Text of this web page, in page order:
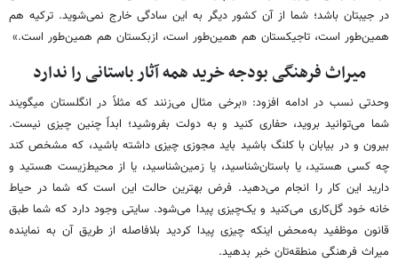
در جیبتان باشد؛ شما از آن کشور دیگر به این سادگی خارج نمی‌شوید. ترکیه هم
همین‌طور است، تاجیکستان‌ هم همین‌طور است، ازبکستان‌ هم همین‌طور است.»
میراث فرهنگی بودجه خرید همه آثار باستانی را ندارد
وحدتی نسب در ادامه افزود: «برخی مثال می‌زنند که مثلاً در انگلستان میگویند
شما می‌توانید بروید، حفاری کنید و به دولت بفروشید؛ ابداً چنین چیزی نیست.
بیرون و در بیابان با کلنگ باشید باید مجوزی چیزی داشته باشید، که مشخص کند
چه کسی هستید، یا باستان‌شناسید، یا زمین‌شناسید، یا از محیط‌زیست هستید و
دارید این کار را انجام می‌دهید. فرض بهترین حالت این است که شما در حیاط
خانه خود گل‌کاری می‌کنید و یک‌چیزی پیدا می‌شود. سایتی وجود دارد که شما طبق
قانون موظفید به‌محض اینکه چیزی پیدا کردید بلافاصله از طریق آن به نماینده
میراث فرهنگی منطقه‌تان خبر بدهید.